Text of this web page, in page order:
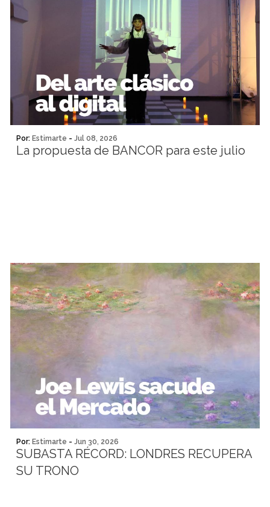
Por: Estimarte - Jul 08, 2026
La propuesta de BANCOR para este julio
Por: Estimarte - Jun 30, 2026
SUBASTA RÉCORD: LONDRES RECUPERA
SU TRONO